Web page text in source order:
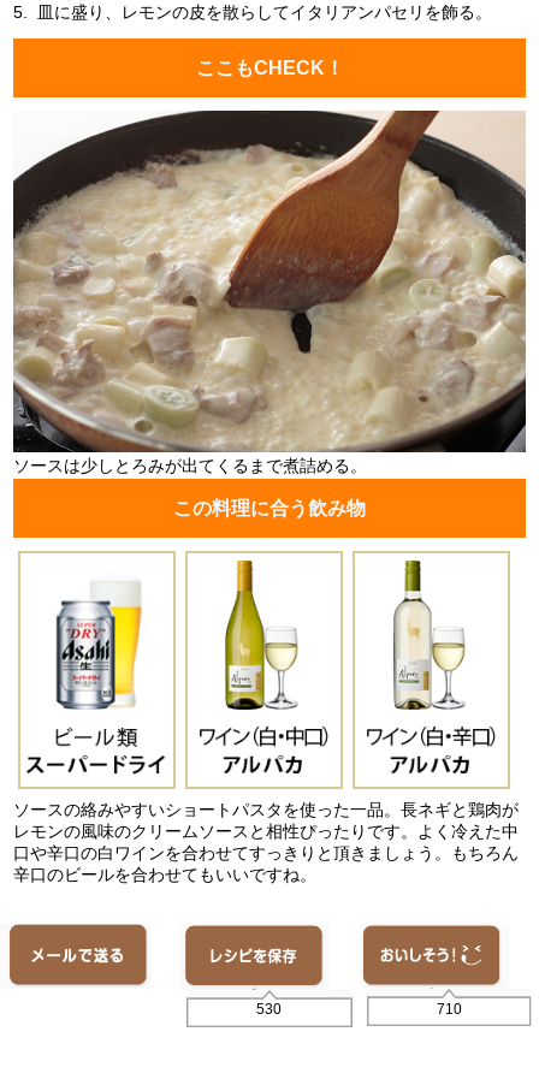
5. 皿に盛り、レモンの皮を散らしてイタリアンパセリを飾る。
ここもCHECK！
ソースは少しとろみが出てくるまで煮詰める。
この料理に合う飲み物
ソースの絡みやすいショートパスタを使った一品。長ネギと鶏肉が
レモンの風味のクリームソースと相性ぴったりです。よく冷えた中
口や辛口の白ワインを合わせてすっきりと頂きましょう。もちろん
辛口のビールを合わせてもいいですね。
530 710